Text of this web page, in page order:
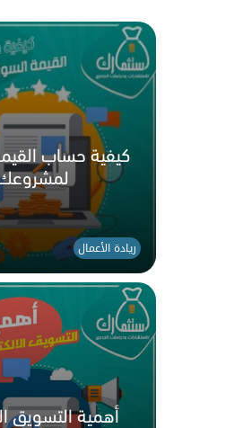
كيفية حساب
ريادة الأعمال
أهمية التسويق